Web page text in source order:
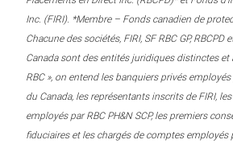
Inc. (FIRI). *Membre – Fonds canadien de
Chacune des sociétés, FIRI, SF RBC GP, RBCPD
Canada sont des entités juridiques distinctes et
RBC », on entend les banquiers privés
du Canada, les représentants inscrits de FIRI,
employés par RBC PH&N SCP, les premiers
fiduciaires et les chargés de comptes employés